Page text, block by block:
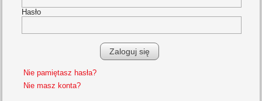
Hasło
Nie pamiętasz hasła?
Nie masz konta?